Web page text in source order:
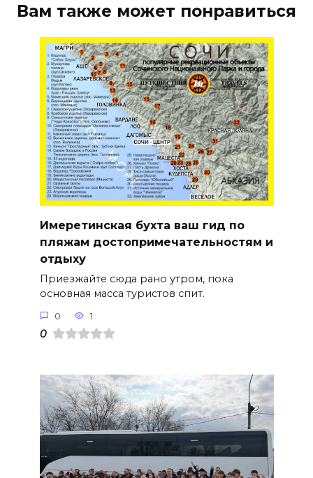
Вам также может понравиться
Имеретинская бухта ваш гид по
пляжам достопримечательностям и
отдыху
Приезжайте сюда рано утром, пока
основная масса туристов спит.
0 1
0